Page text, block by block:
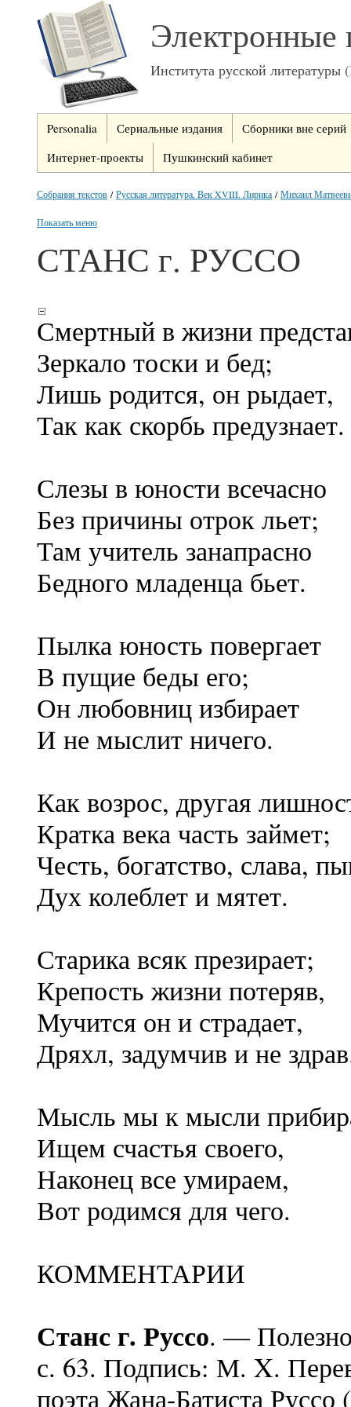
Электронные
Института русской
Personalia Сериальные издания
Сборники вне серий
Интернет-проекты
Пушкинский кабинет
Собрания текстов /Русская литература. Век XVIII. Лирика /Михаил
Показать меню
СТАНС г. РУССО
Смертный в жизни
Зеркало тоски и бед;
Лишь родится, он рыдает,
Так как скорбь предузнает.
Слезы в юности всечасно
Без причины отрок льет;
Там учитель занапрасно
Бедного младенца бьет.
Пылка юность повергает
В пущие беды его;
Он любовниц избирает
И не мыслит ничего.
Как возрос, другая
Кратка века часть займет;
Честь, богатство, слава,
Дух колеблет и мятет.
Старика всяк презирает;
Крепость жизни потеряв,
Мучится он и страдает,
Дряхл, задумчив и не
Мысль мы к мысли
Ищем счастья своего,
Наконец все умираем,
Вот родимся для чего.
КОММЕНТАРИИ
Станс г. Руссо. —
с. 63. Подпись: М. X.
поэта Жана-Батиста